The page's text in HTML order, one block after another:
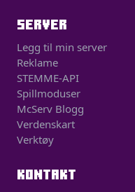
SERVER
Legg til min server
Reklame
STEMME-API
Spillmoduser
McServ Blogg
Verdenskart
Verktøy
KONTAKT